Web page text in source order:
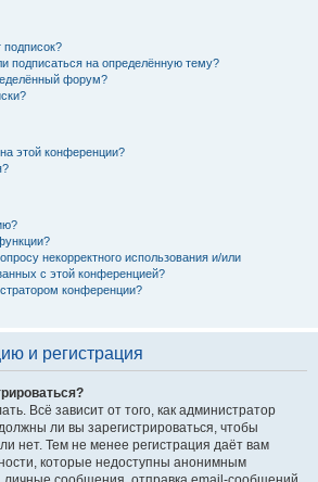
подписок?
подписаться на определённую тему?
форум?
этой конференции?
некорректного использования и/или
с этой конференцией?
конференции?
и регистрация
Всё зависит от того, как администратор
ли вы зарегистрироваться, чтобы
нет. Тем не менее регистрация даёт вам
которые недоступны анонимным